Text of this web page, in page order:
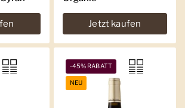
Jetzt kaufen
-45% RABATT
NEU